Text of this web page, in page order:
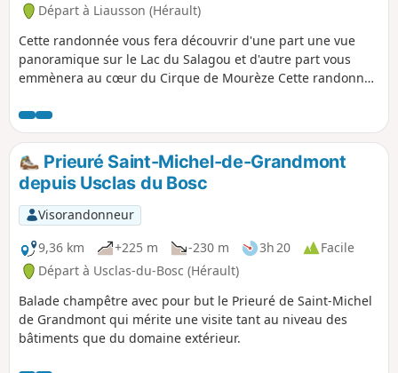
Départ à Liausson (Hérault)
Cette randonnée vous fera découvrir d'une part une vue
panoramique sur le Lac du Salagou et d'autre part vous
emmènera au cœur du Cirque de Mourèze Cette randonnée
risque des incendies. Pensez à consulter la carte.
Prieuré Saint-Michel-de-Grandmont
depuis Usclas du Bosc
Visorandonneur
9,36 km
+225 m -230 m 3h 20
Facile
Départ à Usclas-du-Bosc (Hérault)
Balade champêtre avec pour but le Prieuré de Saint-Michel
de Grandmont qui mérite une visite tant au niveau des
bâtiments que du domaine extérieur.